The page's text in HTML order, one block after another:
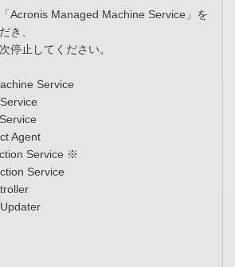
Acronis Managed Machine Service」を
き、
停止してください。
Service
Agent
Service ※
Service